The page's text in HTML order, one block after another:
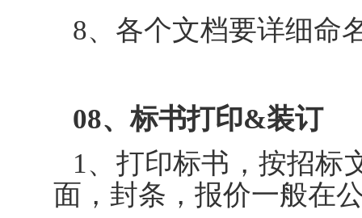
8、各个文档要详细命
08、标书打印&装订
1、打印标书，按招标
面，封条，报价一般在